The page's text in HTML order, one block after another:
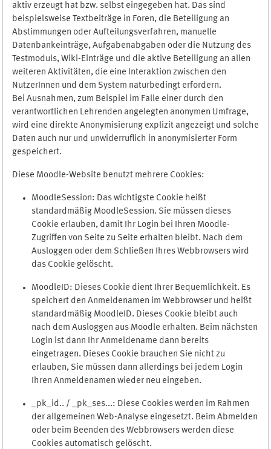
aktiv erzeugt hat bzw. selbst eingegeben hat. Das sind
beispielsweise Textbeiträge in Foren, die Beteiligung an
Abstimmungen oder Aufteilungsverfahren, manuelle
Datenbankeinträge, Aufgabenabgaben oder die Nutzung des
Testmoduls, Wiki-Einträge und die aktive Beteiligung an allen
weiteren Aktivitäten, die eine Interaktion zwischen den
NutzerInnen und dem System naturbedingt erfordern.
Bei Ausnahmen, zum Beispiel im Falle einer durch den
verantwortlichen Lehrenden angelegten anonymen Umfrage,
wird eine direkte Anonymisierung explizit angezeigt und solche
Daten auch nur und unwiderruflich in anonymisierter Form
gespeichert.
Diese Moodle-Website benutzt mehrere Cookies:
MoodleSession: Das wichtigste Cookie heißt
standardmäßig MoodleSession. Sie müssen dieses
Cookie erlauben, damit Ihr Login bei Ihren Moodle-
Zugriffen von Seite zu Seite erhalten bleibt. Nach dem
Ausloggen oder dem Schließen Ihres Webbrowsers wird
das Cookie gelöscht.
MoodleID: Dieses Cookie dient Ihrer Bequemlichkeit. Es
speichert den Anmeldenamen im Webbrowser und heißt
standardmäßig MoodleID. Dieses Cookie bleibt auch
nach dem Ausloggen aus Moodle erhalten. Beim nächsten
Login ist dann Ihr Anmeldename dann bereits
eingetragen. Dieses Cookie brauchen Sie nicht zu
erlauben, Sie müssen dann allerdings bei jedem Login
Ihren Anmeldenamen wieder neu eingeben.
_pk_id.. / _pk_ses...: Diese Cookies werden im Rahmen
der allgemeinen Web-Analyse eingesetzt. Beim Abmelden
oder beim Beenden des Webbrowsers werden diese
Cookies automatisch gelöscht.